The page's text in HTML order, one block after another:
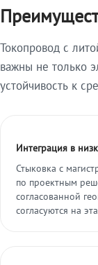
Токопровод с
важны не только
устойчивость к
Интеграция в
Стыковка с
по проектным
согласованной
согласуются на